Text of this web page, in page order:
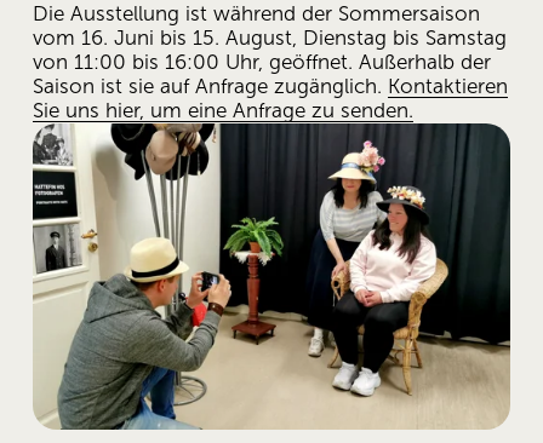
Die Ausstellung ist während der Sommersaison
vom 16. Juni bis 15. August, Dienstag bis Samstag
von 11:00 bis 16:00 Uhr, geöffnet. Außerhalb der
Saison ist sie auf Anfrage zugänglich. Kontaktieren
Sie uns hier, um eine Anfrage zu senden.